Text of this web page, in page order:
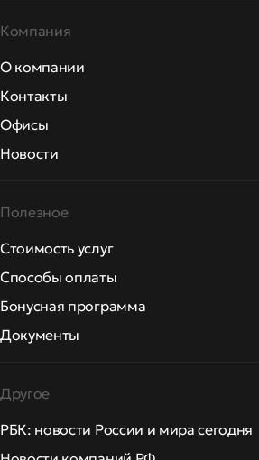
Компания
О компании
Контакты
Офисы
Новости
Полезное
Стоимость услуг
Способы оплаты
Бонусная программа
Документы
Другое
РБК: новости России и мира сегодня